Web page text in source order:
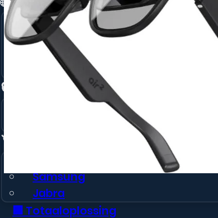
Glasvezel Internet
5G voor bedrijven
Tijdelijk Internet via 4G/5G
Unlimited 5G Back-UP
🔒 Beveiliging →
Ajax Alarmsysteem
Camera Beveiliging
🏷️ Merken →
Samsung
Jabra
🏢 Totaaloplossing